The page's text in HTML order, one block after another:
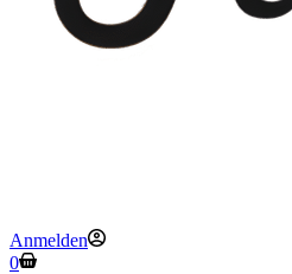
Anmelden
Warenkorb
0